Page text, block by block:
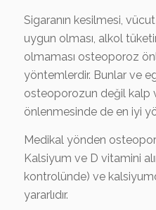
Sigaranın kesilmesi, vücut
uygun olması, alkol
olmaması osteoporoz
yöntemlerdir. Bunlar ve
osteoporozun değil kalp
önlenmesinde de en iyi
Medikal yönden
Kalsiyum ve D vitamini
kontrolünde) ve
yararlıdır.